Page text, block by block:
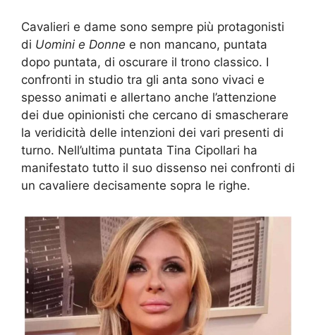
Cavalieri e dame sono sempre più protagonisti
di Uomini e Donne e non mancano, puntata
dopo puntata, di oscurare il trono classico. I
confronti in studio tra gli anta sono vivaci e
spesso animati e allertano anche l’attenzione
dei due opinionisti che cercano di smascherare
la veridicità delle intenzioni dei vari presenti di
turno. Nell’ultima puntata Tina Cipollari ha
manifestato tutto il suo dissenso nei confronti di
un cavaliere decisamente sopra le righe.